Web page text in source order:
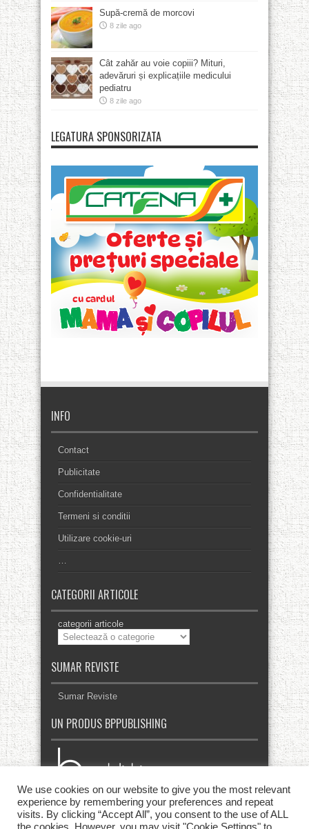
Supă-cremă de morcovi
8 zile ago
Cât zahăr au voie copiii? Mituri,
adevăruri și explicațiile medicului
pediatru
8 zile ago
LEGATURA SPONSORIZATA
INFO
Contact
Publicitate
Confidentialitate
Termeni si conditii
Utilizare cookie-uri
…
CATEGORII ARTICOLE
categorii articole
SUMAR REVISTE
Sumar Reviste
UN PRODUS BPPUBLISHING
We use cookies on our website to give you the most relevant
experience by remembering your preferences and repeat
visits. By clicking “Accept All”, you consent to the use of ALL